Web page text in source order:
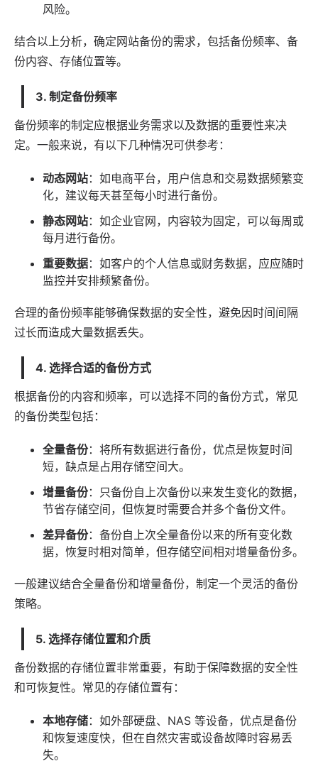
风险。
结合以上分析，确定网站备份的需求，包括备份频率、备
份内容、存储位置等。
3. 制定备份频率
备份频率的制定应根据业务需求以及数据的重要性来决
定。一般来说，有以下几种情况可供参考：
动态网站：如电商平台，用户信息和交易数据频繁变
化，建议每天甚至每小时进行备份。
静态网站：如企业官网，内容较为固定，可以每周或
每月进行备份。
重要数据：如客户的个人信息或财务数据，应应随时
监控并安排频繁备份。
合理的备份频率能够确保数据的安全性，避免因时间间隔
过长而造成大量数据丢失。
4. 选择合适的备份方式
根据备份的内容和频率，可以选择不同的备份方式，常见
的备份类型包括：
全量备份：将所有数据进行备份，优点是恢复时间
短，缺点是占用存储空间大。
增量备份：只备份自上次备份以来发生变化的数据，
节省存储空间，但恢复时需要合并多个备份文件。
差异备份：备份自上次全量备份以来的所有变化数
据，恢复时相对简单，但存储空间相对增量备份多。
一般建议结合全量备份和增量备份，制定一个灵活的备份
策略。
5. 选择存储位置和介质
备份数据的存储位置非常重要，有助于保障数据的安全性
和可恢复性。常见的存储位置有：
本地存储：如外部硬盘、NAS 等设备，优点是备份
和恢复速度快，但在自然灾害或设备故障时容易丢
失。